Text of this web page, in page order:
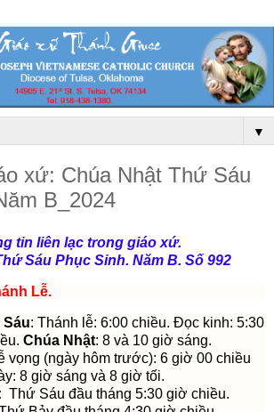
▼
xứ: Chúa Nhật Thứ Sáu
B_2024
tin liên lạc trong giáo xứ.
Sáu Phục Sinh. Năm B. Số 992
Lễ.
: Thánh lễ: 6:00 chiều. Đọc kinh: 5:30
Chúa Nhật: 8 và 10 giờ sáng.
vọng (ngày hôm trước): 6 giờ 00 chiều
sáng và 8 giờ tối.
Thứ Sáu đầu tháng 5:30 giờ chiều.